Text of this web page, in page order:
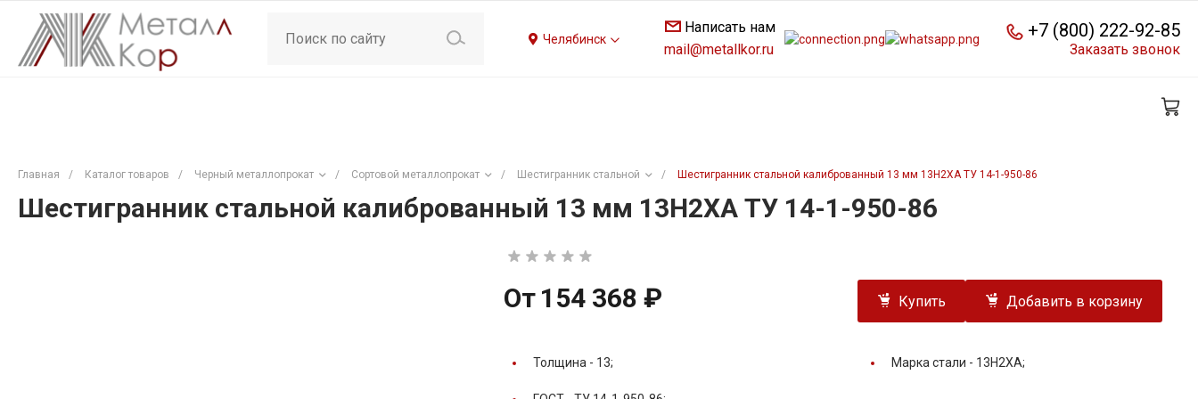
Челябинск
Написать нам
mail@metallkor.ru
+7 (800) 222-92-85
Заказать звонок
Главная / Каталог товаров / Черный металлопрокат / Сортовой металлопрокат / Шестигранник стальной / Шестигранник стальной калиброванный 13 мм 13Н2ХА ТУ 14-1-950-86
Шестигранник стальной калиброванный 13 мм 13Н2ХА ТУ 14-1-950-86
От 154 368 ₽ Купить Добавить в корзину
Толщина - 13; Марка стали - 13Н2ХА;